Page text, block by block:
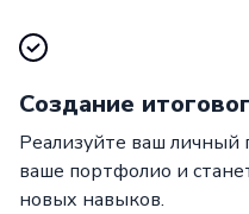
Создание
Реализуйте ваш личный
ваше портфолио и
новых навыков.